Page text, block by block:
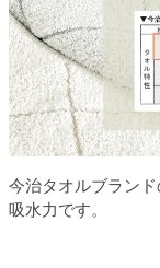
今治タオルブラン
吸水力です。